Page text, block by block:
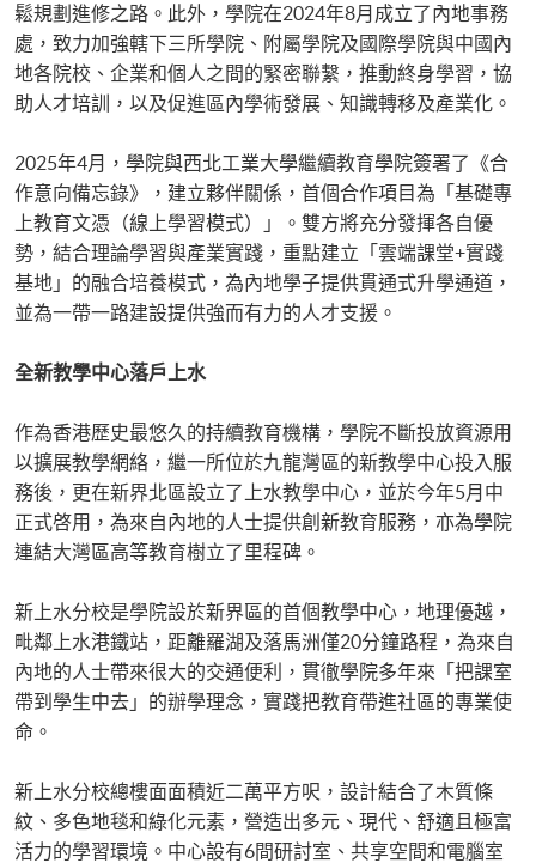
鬆規劃進修之路。此外，學院在2024年8月成立了內地事務
處，致力加強轄下三所學院、附屬學院及國際學院與中國內
地各院校、企業和個人之間的緊密聯繫，推動終身學習，協
助人才培訓，以及促進區內學術發展、知識轉移及產業化。
2025年4月，學院與西北工業大學繼續教育學院簽署了《合
作意向備忘錄》，建立夥伴關係，首個合作項目為​「基礎專
上教育文憑（線上學習模式）」。​雙方將充分發揮各自優
勢，結合理論學習與產業實踐，重點建立「雲端課堂+實踐
基地」的融合培養模式，為內地學子提供貫通式升學通道，
並為一帶一路建設提供強而有力的人才支援。
全新教學中心落戶上水
作為香港歷史最悠久的持續教育機構，學院不斷投放資源用
以擴展教學網絡，繼一所位於九龍灣區的新教學中心投入服
務後，更在新界北區設立了上水教學中心，並於今年5月中
正式啓用，為來自內地的人士提供創新教育服務，亦為學院
連結大灣區高等教育樹立了里程碑。
新上水分校是學院設於新界區的首個教學中心，地理優越，
毗鄰上水港鐵站，距離羅湖及落馬洲僅20分鐘路程，為來自
內地的人士帶來很大的交通便利，貫徹學院多年來「把課室
帶到學生中去」的辦學理念，實踐把教育帶進社區的專業使
命。
新上水分校總樓面面積近二萬平方呎，設計結合了木質條
紋、多色地毯和綠化元素，營造出多元、現代、舒適且極富
活力的學習環境。中心設有6間研討室、共享空間和電腦室